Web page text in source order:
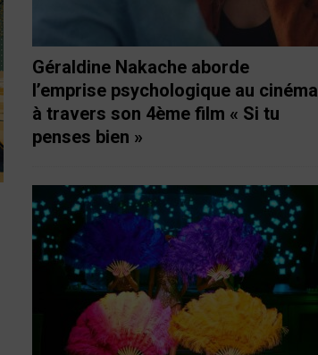
Géraldine Nakache aborde
l’emprise psychologique au cinéma
à travers son 4ème film « Si tu
penses bien »